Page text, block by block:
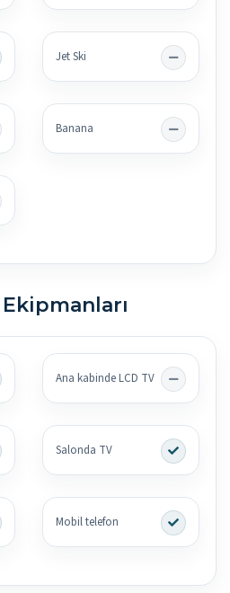
Jet Ski
Banana
Ana kabinde LCD TV
Salonda TV
Mobil telefon